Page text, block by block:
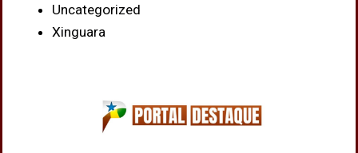
Uncategorized
Xinguara